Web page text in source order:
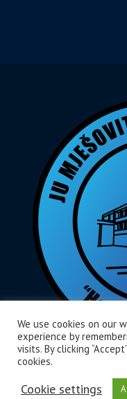
We use cookies on our
experience by
visits. By clicking
cookies.
Cookie settings